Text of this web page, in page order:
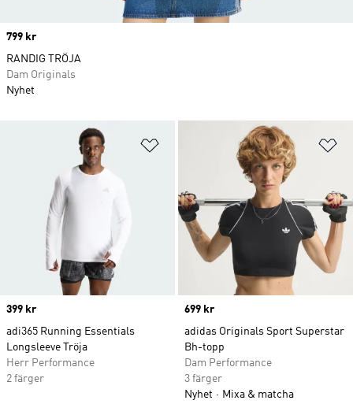
Lägg till på önskelistan
Price
399 kr
adi365 Running Essentials
Longsleeve Tröja
Herr Performance
2 färger
Price
699 kr
adidas Originals Sport Superstar
Bh-topp
Dam Performance
3 färger
Nyhet
Mixa & matcha
Price
799 kr
RANDIG TRÖJA
Dam Originals
Nyhet